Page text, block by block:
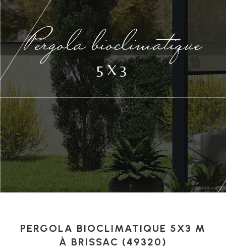
Pergola bioclimatique
5X3
PERGOLA BIOCLIMATIQUE 5X3 M
À BRISSAC (49320)